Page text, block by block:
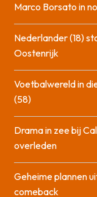
Marco Borsato in
Nederlander (18)
Oostenrijk
Voetbalwereld in
(58)
Drama in zee bij
overleden
Geheime plannen
comeback